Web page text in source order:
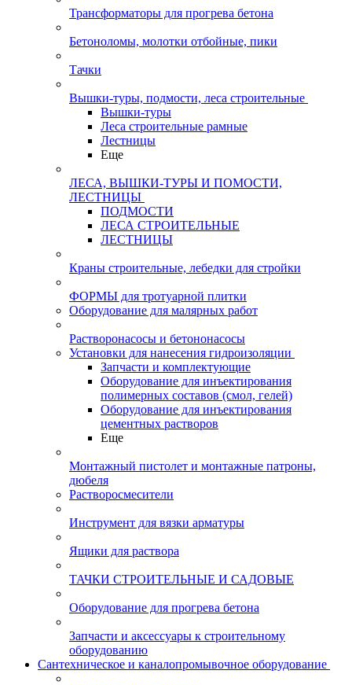
Трансформаторы для прогрева бетона
Бетоноломы, молотки отбойные, пики
Тачки
Вышки-туры, подмости, леса строительные
Вышки-туры
Леса строительные рамные
Лестницы
Еще
ЛЕСА, ВЫШКИ-ТУРЫ И ПОМОСТИ,
ЛЕСТНИЦЫ
ПОДМОСТИ
ЛЕСА СТРОИТЕЛЬНЫЕ
ЛЕСТНИЦЫ
Краны строительные, лебедки для стройки
ФОРМЫ для тротуарной плитки
Оборудование для малярных работ
Растворонасосы и бетононасосы
Установки для нанесения гидроизоляции
Запчасти и комплектующие
Оборудование для инъектирования
полимерных составов (смол, гелей)
Оборудование для инъектирования
цементных растворов
Еще
Монтажный пистолет и монтажные патроны,
дюбеля
Растворосмесители
Инструмент для вязки арматуры
Ящики для раствора
ТАЧКИ СТРОИТЕЛЬНЫЕ И САДОВЫЕ
Оборудование для прогрева бетона
Запчасти и аксессуары к строительному
оборудованию
Сантехническое и каналопромывочное оборудование